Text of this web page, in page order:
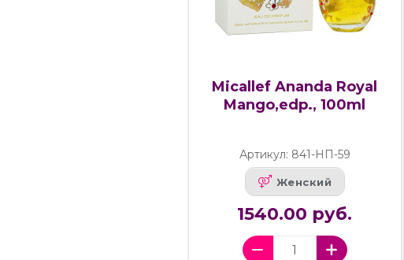
Micallef Ananda Royal
Mango,edp., 100ml
Артикул: 841-НП-59
Женский
1540.00 руб.